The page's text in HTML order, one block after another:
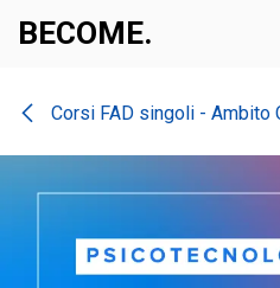
BECOME.​​
Corsi FAD singoli - Ambito